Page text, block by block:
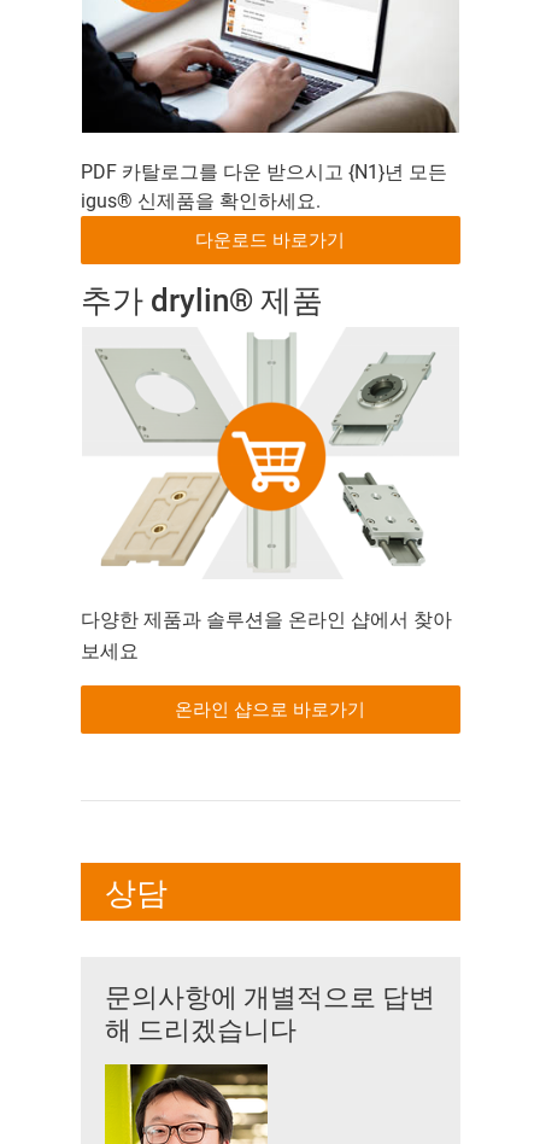
PDF 카탈로그를 다운 받으시고 {N1}년 모든
igus® 신제품을 확인하세요.
다운로드 바로가기
추가 drylin® 제품
다양한 제품과 솔루션을 온라인 샵에서 찾아
보세요
온라인 샵으로 바로가기
상담
문의사항에 개별적으로 답변
해 드리겠습니다